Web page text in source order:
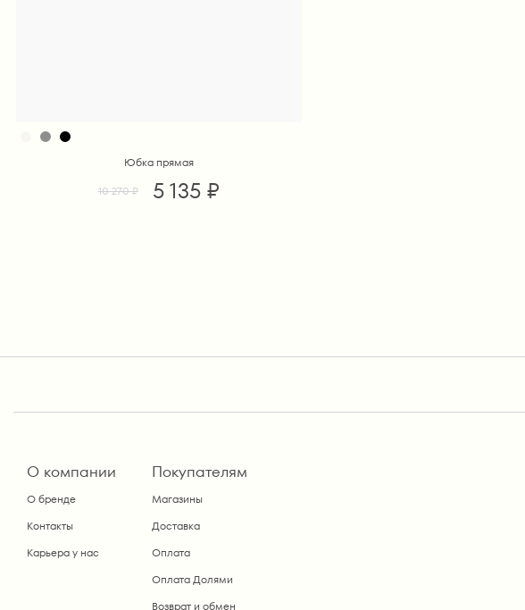
Юбка прямая
10 270 ₽
5 135 ₽
О компании
О бренде
Контакты
Карьера у нас
Покупателям
Магазины
Доставка
Оплата
Оплата Долями
Возврат и обмен